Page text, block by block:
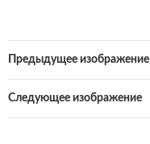
Предыдущее изображение
Следующее изображение